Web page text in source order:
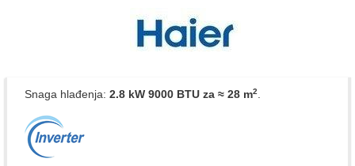
Snaga hlađenja: 2.8 kW 9000 BTU za ≈ 28 m2.